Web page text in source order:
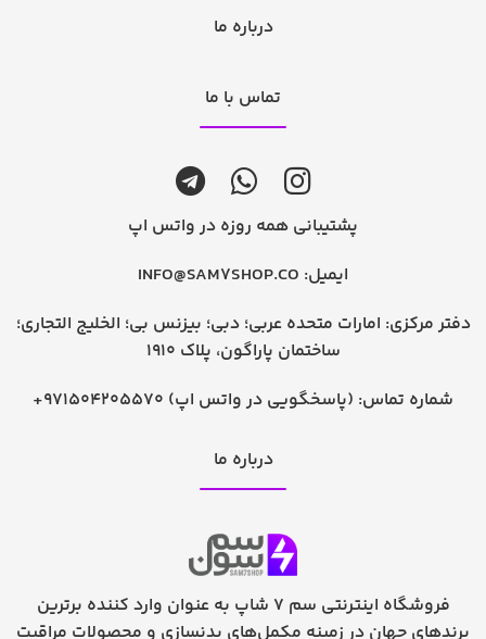
درباره ما
تماس با ما
پشتیبانی همه روزه در واتس اپ
ایمیل: INFO@SAM7SHOP.CO
دفتر مرکزی: امارات متحده عربی؛ دبی؛ بیزنس بی؛ الخلیج التجاری؛
ساختمان پاراگون، پلاک 1910
شماره تماس: +971504205570 (پاسخگویی در واتس اپ)
درباره ما
فروشگاه اینترنتی سم 7 شاپ به عنوان وارد کننده برترین
برندهای جهان در زمینه مکمل‌های بدنسازی و محصولات مراقبت